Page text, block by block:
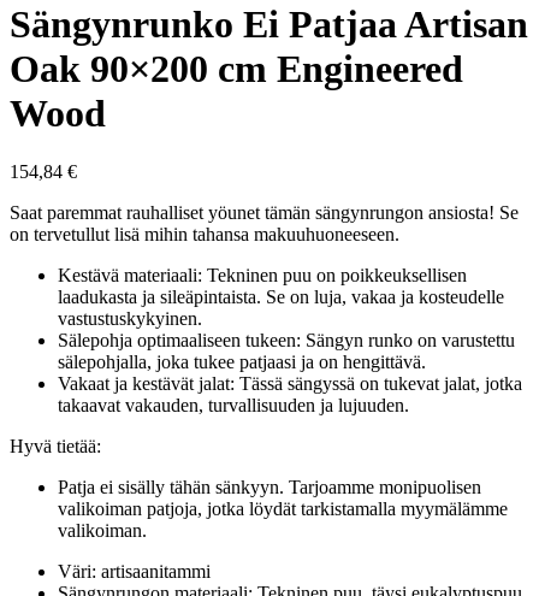
Sängynrunko Ei Patjaa Artisan
Oak 90×200 cm Engineered
Wood
154,84 €
Saat paremmat rauhalliset yöunet tämän sängynrungon ansiosta! Se
on tervetullut lisä mihin tahansa makuuhuoneeseen.
Kestävä materiaali: Tekninen puu on poikkeuksellisen
laadukasta ja sileäpintaista. Se on luja, vakaa ja kosteudelle
vastustuskykyinen.
Sälepohja optimaaliseen tukeen: Sängyn runko on varustettu
sälepohjalla, joka tukee patjaasi ja on hengittävä.
Vakaat ja kestävät jalat: Tässä sängyssä on tukevat jalat, jotka
takaavat vakauden, turvallisuuden ja lujuuden.
Hyvä tietää:
Patja ei sisälly tähän sänkyyn. Tarjoamme monipuolisen
valikoiman patjoja, jotka löydät tarkistamalla myymälämme
valikoiman.
Väri: artisaanitammi